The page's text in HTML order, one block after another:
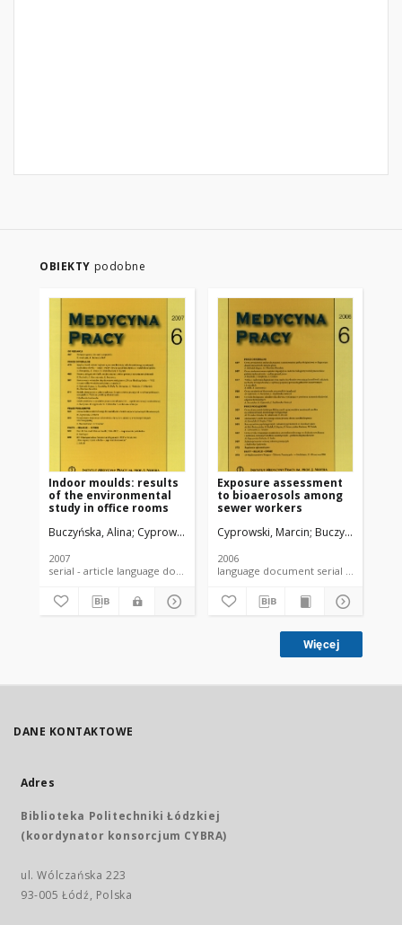
OBIEKTY podobne
Indoor moulds: results
of the environmental
study in office rooms
Buczyńska, Alina Cyprowski, Marcin Piotrowska, Małgorzata
2007
serial - article language document
Exposure assessment
to bioaerosols among
sewer workers
Cyprowski, Marcin Buczyńska, Alina
2006
language document serial - article
Więcej
DANE KONTAKTOWE
Adres
Biblioteka Politechniki Łódzkiej
(koordynator konsorcjum CYBRA)
ul. Wólczańska 223
93-005 Łódź, Polska